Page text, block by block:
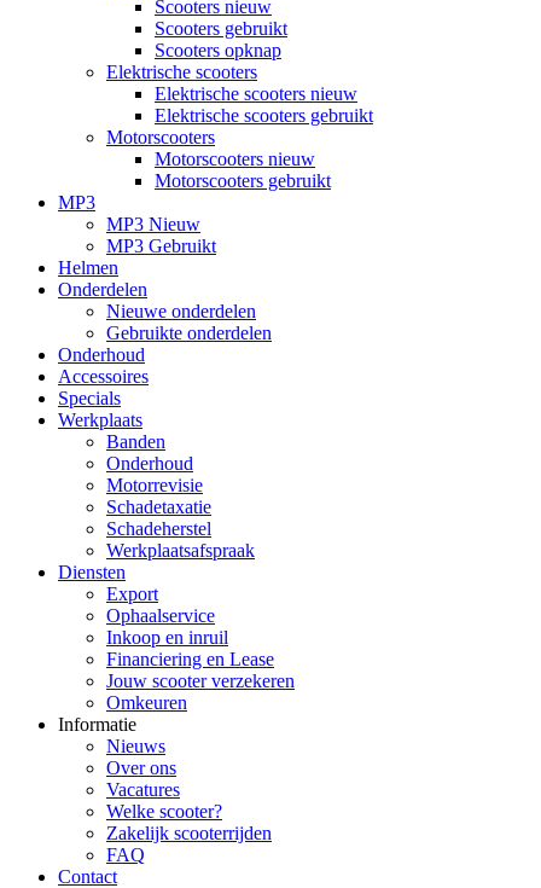
Scooters nieuw
Scooters gebruikt
Scooters opknap
Elektrische scooters
Elektrische scooters nieuw
Elektrische scooters gebruikt
Motorscooters
Motorscooters nieuw
Motorscooters gebruikt
MP3
MP3 Nieuw
MP3 Gebruikt
Helmen
Onderdelen
Nieuwe onderdelen
Gebruikte onderdelen
Onderhoud
Accessoires
Specials
Werkplaats
Banden
Onderhoud
Motorrevisie
Schadetaxatie
Schadeherstel
Werkplaatsafspraak
Diensten
Export
Ophaalservice
Inkoop en inruil
Financiering en Lease
Jouw scooter verzekeren
Omkeuren
Informatie
Nieuws
Over ons
Vacatures
Welke scooter?
Zakelijk scooterrijden
FAQ
Contact